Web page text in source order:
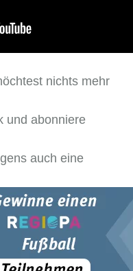
nichts mehr
und abonniere
auch eine